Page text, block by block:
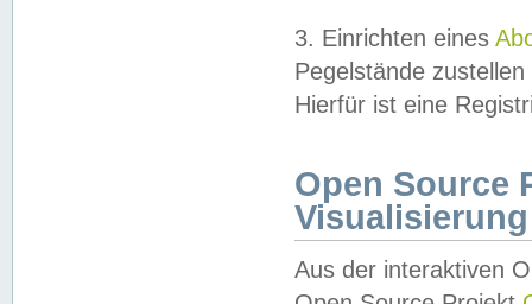
3. Einrichten eines
Pegelstände
Hierfür ist eine
Open Source
Visualisierung
Aus der interaktiven